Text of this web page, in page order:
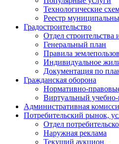
Технологические
Реестр
Градостроительство
Отдел строительства
Генеральный план
Правила
Индивидуальное
Документация по
Гражданская оборона
Н​ормативно-
Виртуальный
Административная
Потребительский рынок,
Отдел
Наружная реклама
Текущий аукцион